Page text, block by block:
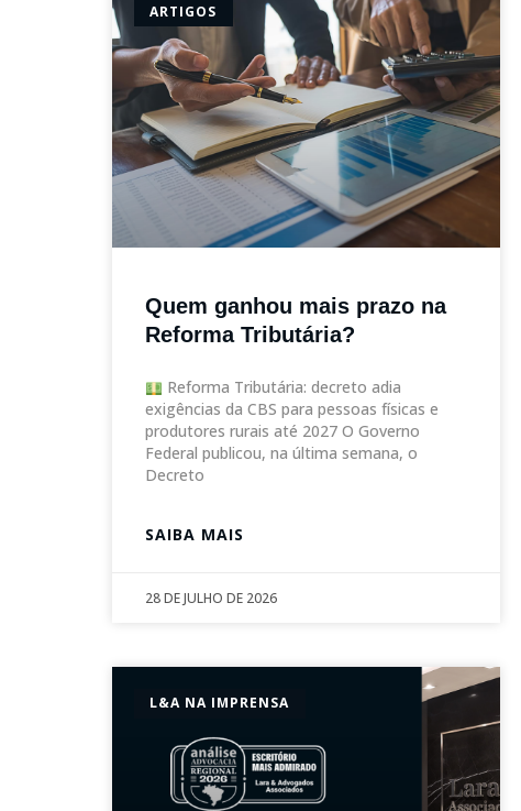
ARTIGOS
Quem ganhou mais prazo na
Reforma Tributária?
Reforma Tributária: decreto adia
exigências da CBS para pessoas físicas e
produtores rurais até 2027 O Governo
Federal publicou, na última semana, o
Decreto
SAIBA MAIS
28 DE JULHO DE 2026
L&A NA IMPRENSA